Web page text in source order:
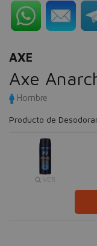
AXE
Axe
Hombre
Producto de
VER